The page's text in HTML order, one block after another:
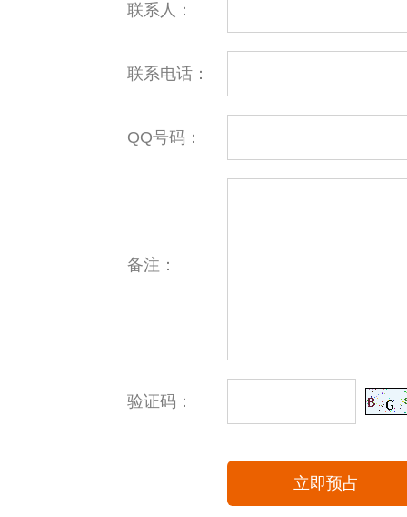
联系人：
联系电话：
QQ号码：
备注：
验证码：